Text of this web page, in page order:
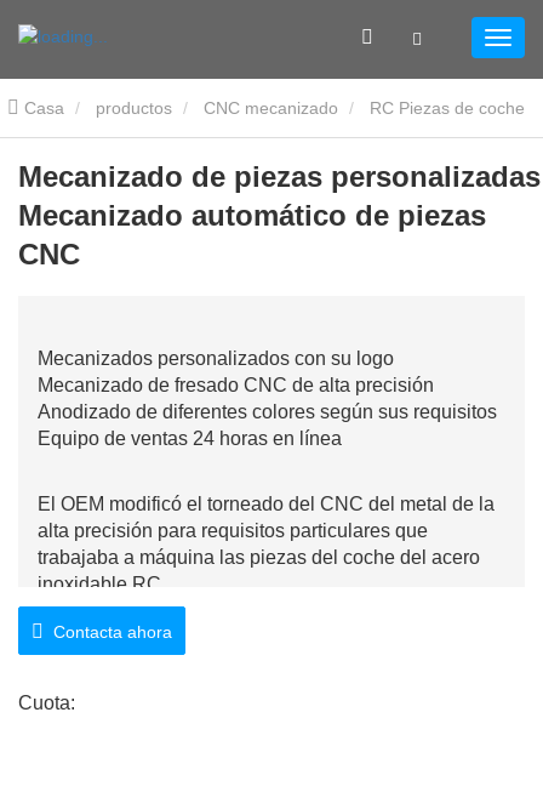
Casa productos CNC mecanizado RC Piezas de coche
Mecanizado de piezas personalizadas Mecanizado automático
de piezas CNC
Mecanizado de piezas personalizadas
Mecanizado automático de piezas
CNC
Mecanizados personalizados con su logo
Mecanizado de fresado CNC de alta precisión
Anodizado de diferentes colores según sus requisitos
Equipo de ventas 24 horas en línea
El OEM modificó el torneado del CNC del metal de la
alta precisión para requisitos particulares que
trabajaba a máquina las piezas del coche del acero
inoxidable RC
Contacta ahora
Cuota: